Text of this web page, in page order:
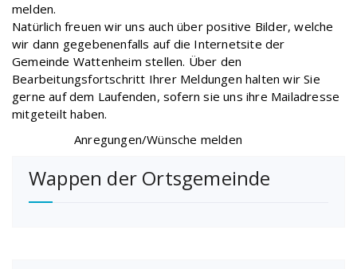
melden.
Natürlich freuen wir uns auch über positive Bilder, welche
wir dann gegebenenfalls auf die Internetsite der
Gemeinde Wattenheim stellen. Über den
Bearbeitungsfortschritt Ihrer Meldungen halten wir Sie
gerne auf dem Laufenden, sofern sie uns ihre Mailadresse
mitgeteilt haben.
Anregungen/Wünsche melden
Wappen der Ortsgemeinde